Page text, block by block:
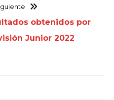
obtenidos por
Junior 2022